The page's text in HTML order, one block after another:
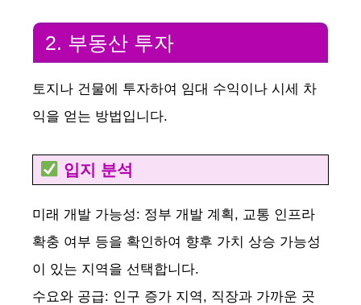
2. 부동산 투자
토지나 건물에 투자하여 임대 수익이나 시세 차
익을 얻는 방법입니다.
입지 분석
미래 개발 가능성: 정부 개발 계획, 교통 인프라
확충 여부 등을 확인하여 향후 가치 상승 가능성
이 있는 지역을 선택합니다.
수요와 공급: 인구 증가 지역, 직장과 가까운 곳